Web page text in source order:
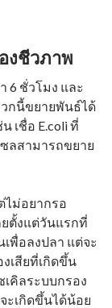
งชีวภาพ
6 ชั่วโมง และ
วกนี้ขยายพันธ์ได้
เชื่อ E.coli ที่
ซลสามารถขยาย
ไม่อยากรอ
ตั้งแต่วันแรกที่
เพื่อลงปลา แต่จะ
เสียที่เกิดขึ้น
คิลระบบกรอง
ะเกิดขึ้นได้น้อย